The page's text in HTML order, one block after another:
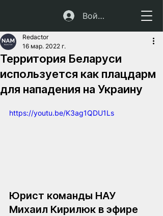
Войти
Территория Беларуси
используется как плацдарм
для нападения на Украину
Redactor
16 мар. 2022 г.
https://youtu.be/K3ag1QDU1Ls
Юрист команды НАУ
Михаил Кирилюк в эфире